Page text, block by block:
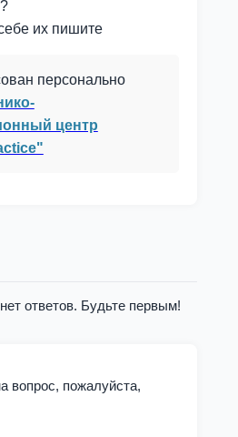
их пишите
персонально
центр
ответов. Будьте первым!
вопрос, пожалуйста,